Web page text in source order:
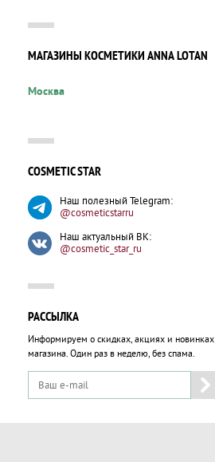
МАГАЗИНЫ КОСМЕТИКИ ANNA LOTAN
Москва
COSMETIC STAR
Наш полезный Telegram:
@cosmeticstarru
Наш актуальный ВК:
@cosmetic_star_ru
РАССЫЛКА
Информируем о скидках, акциях и новинках
магазина. Один раз в неделю, без спама.